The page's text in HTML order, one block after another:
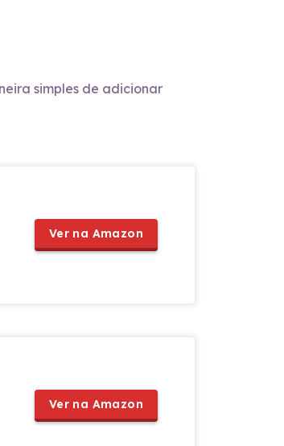
simples de adicionar
Ver na Amazon
Ver na Amazon